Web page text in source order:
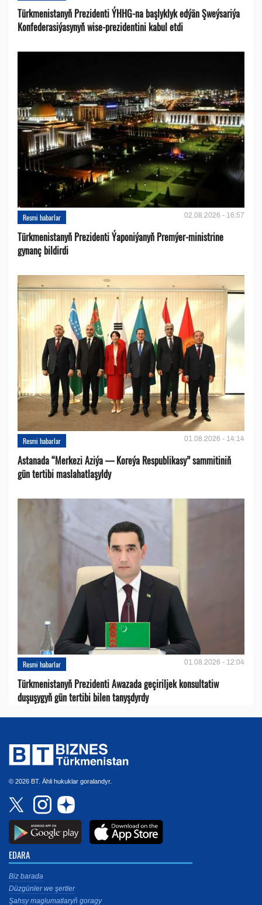
Türkmenistanyň Prezidenti ÝHHG-na başlyklyk edýän Şweýsariýa
Konfederasiýasynyň wise-prezidentini kabul etdi
Resmi habarlar 02.08.2026 - 16:57
Türkmenistanyň Prezidenti Ýaponiýanyň Premýer-ministrine
gynanç bildirdi
Resmi habarlar 01.08.2026 - 14:14
Astanada “Merkezi Aziýa — Koreýa Respublikasy” sammitiniň
gün tertibi maslahatlaşyldy
Resmi habarlar 01.08.2026 - 12:04
Türkmenistanyň Prezidenti Awazada geçiriljek konsultatiw
duşuşygyň gün tertibi bilen tanyşdyrdy
© 2026 BT. Ähli hukuklar goralandyr.
EDARA
Biz barada
Düzgünler we şertler
Şahsy maglumatlaryň goragy